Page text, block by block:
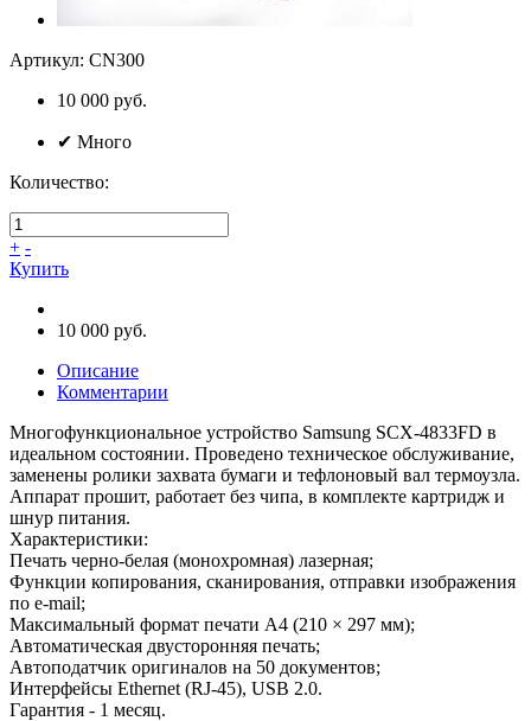
Артикул: CN300
10 000 руб.
✔ Много
Количество:
+ -
Купить
10 000 руб.
Описание
Комментарии
Многофункциональное устройство Samsung SCX-4833FD в
идеальном состоянии. Проведено техническое обслуживание,
заменены ролики захвата бумаги и тефлоновый вал термоузла.
Аппарат прошит, работает без чипа, в комплекте картридж и
шнур питания.
Характеристики:
Печать черно-белая (монохромная) лазерная;
Функции копирования, сканирования, отправки изображения
по e-mail;
Максимальный формат печати A4 (210 × 297 мм);
Автоматическая двусторонняя печать;
Автоподатчик оригиналов на 50 документов;
Интерфейсы Ethernet (RJ-45), USB 2.0.
Гарантия - 1 месяц.